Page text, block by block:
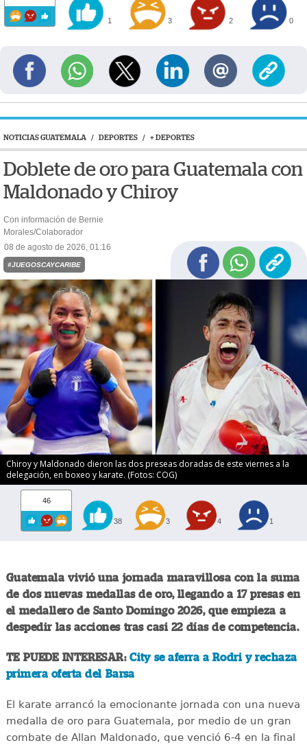
1 3 2 0
NOTICIAS GUATEMALA / DEPORTES / + DEPORTES
Doblete de oro para Guatemala con
Maldonado y Chiroy
Con información de Bernie
Morales/Colaborador
08 de agosto de 2026, 01:16
#JUEGOSCAYCARIBE
Chiroy y Maldonado dieron las dos preseas doradas de este viernes a la
delegación, en boxeo y karate. (Fotos: COG)
46
38 3 4 1
Guatemala vivió una jornada maravillosa con la suma
de dos nuevas medallas de oro, llegando a 17 presas en
el medallero de Santo Domingo 2026, que empieza a
despedir las acciones tras casi 22 días de competencia.
TE PUEDE INTERESAR:City se aferra a Rodri y rechaza
primera oferta del Barsa
El karate arrancó la emocionante jornada con una nueva
medalla de oro para Guatemala, por medio de un gran
combate de Allan Maldonado, que venció 6-4 en la final